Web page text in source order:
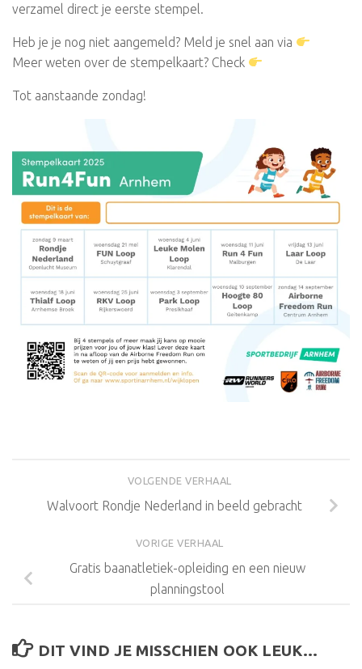
verzamel direct je eerste stempel.
Heb je je nog niet aangemeld? Meld je snel aan via
Meer weten over de stempelkaart? Check
Tot aanstaande zondag!
VOLGENDE VERHAAL
Walvoort Rondje Nederland in beeld gebracht
VORIGE VERHAAL
Gratis baanatletiek-opleiding en een nieuw
planningstool
DIT VIND JE MISSCHIEN OOK LEUK...